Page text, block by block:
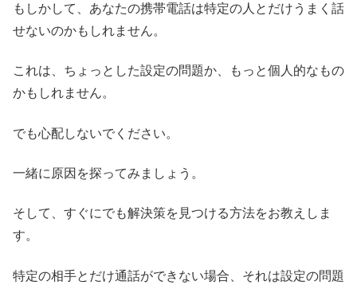
もしかして、あなたの携帯電話は特定の人とだけうまく話
せないのかもしれません。
これは、ちょっとした設定の問題か、もっと個人的なもの
かもしれません。
でも心配しないでください。
一緒に原因を探ってみましょう。
そして、すぐにでも解決策を見つける方法をお教えしま
す。
特定の相手とだけ通話ができない場合、それは設定の問題